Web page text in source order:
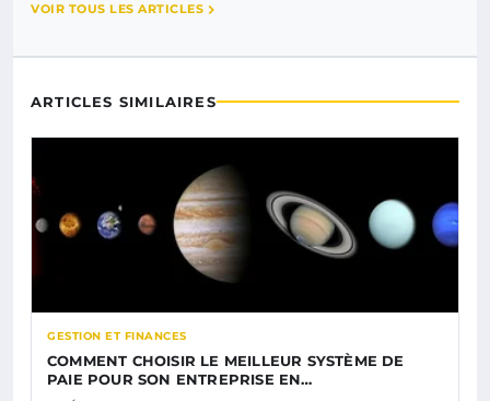
VOIR TOUS LES ARTICLES
ARTICLES SIMILAIRES
GESTION ET FINANCES
COMMENT CHOISIR LE MEILLEUR SYSTÈME DE
PAIE POUR SON ENTREPRISE EN…